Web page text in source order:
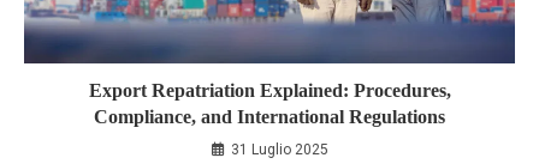
Export Repatriation Explained: Procedures,
Compliance, and International Regulations
31 Luglio 2025